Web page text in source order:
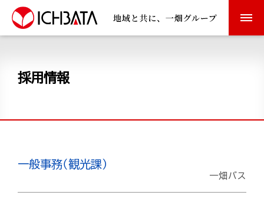
交通のご案内
Information
採用情報
一般事務（観光課）
一畑バス